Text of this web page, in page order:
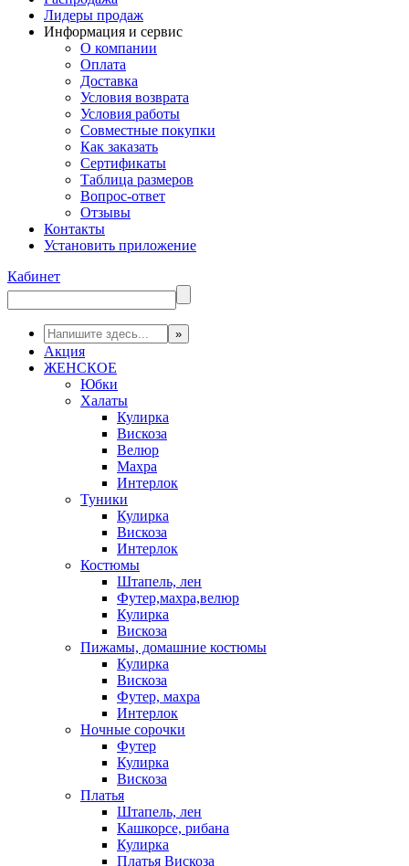
Лидеры продаж
Информация и сервис
О компании
Оплата
Доставка
Условия возврата
Условия работы
Совместные покупки
Как заказать
Сертификаты
Таблица размеров
Вопрос-ответ
Отзывы
Контакты
Установить приложение
Кабинет
Акция
ЖЕНСКОЕ
Юбки
Халаты
Кулирка
Вискоза
Велюр
Махра
Интерлок
Туники
Кулирка
Вискоза
Интерлок
Костюмы
Штапель, лен
Футер,махра,велюр
Кулирка
Вискоза
Пижамы, домашние костюмы
Кулирка
Вискоза
Футер, махра
Интерлок
Ночные сорочки
Футер
Кулирка
Вискоза
Платья
Штапель, лен
Кашкорсе, рибана
Кулирка
Платья Вискоза